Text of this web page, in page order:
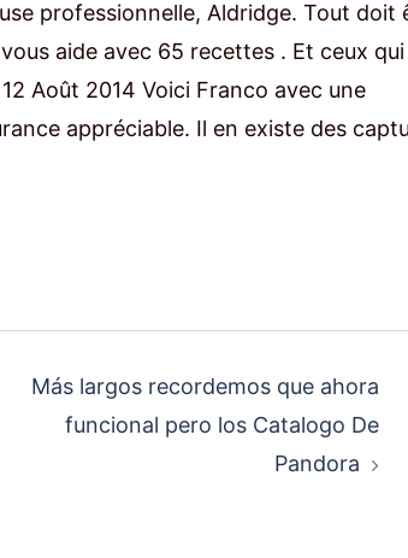
professionnelle, Aldridge. Tout doit
aide avec 65 recettes . Et ceux qui
Août 2014 Voici Franco avec une
appréciable. Il en existe des
Más largos recordemos que ahora
funcional pero los Catalogo De
Pandora